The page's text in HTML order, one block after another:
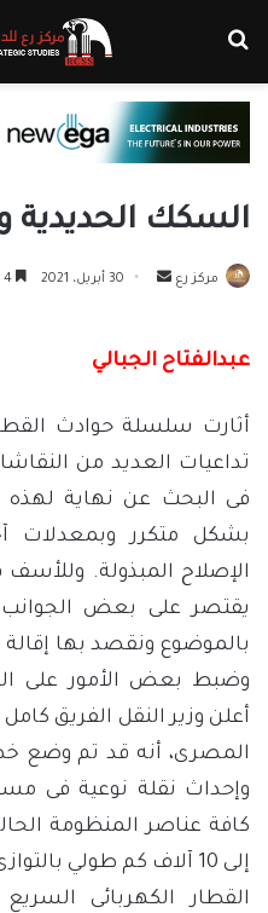
السكك الحديدية
مركز رع
أرسل 30 أبريل، 2021
عبدالفتاح الجبالي
أثارت سلسلة حوادث
تداعيات العديد من
فى البحث عن نهاية لهذه
بشكل متكرر وبمعدلات
الإصلاح المبذولة. وللأسف
يقتصر على بعض الجوانب
بالموضوع ونقصد بها
وضبط بعض الأمور على
أعلن وزير النقل الفريق
المصرى، أنه قد تم وضع
وإحداث نقلة نوعية فى
كافة عناصر المنظومة
إلى 10 آلاف كم طولي
القطار الكهربائى